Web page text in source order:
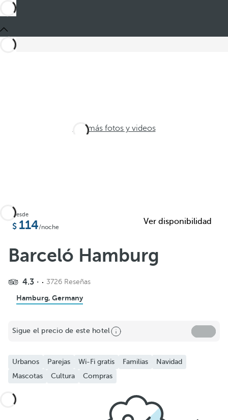
Ver más fotos y videos
Desde
114/noche
Ver disponibilidad
Barceló Hamburg
4.3 3726 Reseñas
Hamburg, Germany
Sigue el precio de este hotel
Urbanos Parejas Wi-Fi gratis Familias
Navidad
Mascotas
Cultura Compras